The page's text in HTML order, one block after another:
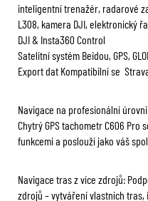
inteligentní trenažér, radarové
L308, kamera DJI, elektronický
DJI & Insta360 Control
Satelitní systém Beidou, GPS,
Export dat Kompatibilní se
Navigace na profesionální úrovni
Chytrý GPS tachometr C606
funkcemi a poslouží jako váš
Navigace tras z více zdrojů:
zdrojů – vytváření vlastních tras,